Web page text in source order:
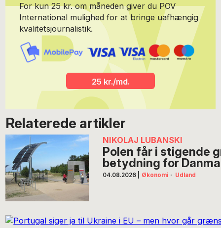
For kun 25 kr. om måneden giver du POV
International mulighed for at bringe uafhængig
kvalitetsjournalistik.
25 kr./md.
Relaterede artikler
NIKOLAJ LUBANSKI
Polen får i stigende
betydning for
04.08.2026 Økonomi · Udland